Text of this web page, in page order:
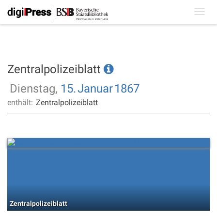
Zentralpolizeiblatt
Dienstag, 15.Januar1867
enthält: Zentralpolizeiblatt
Zentralpolizeiblatt